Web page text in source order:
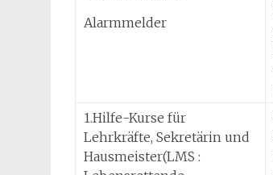
Alarmmelder
1.Hilfe-Kurse für
Lehrkräfte, Sekretärin und
Hausmeister(LMS :